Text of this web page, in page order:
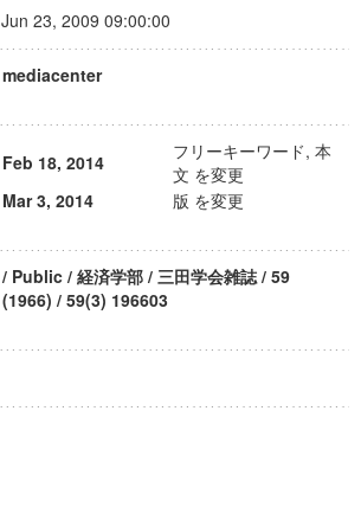
Jun 23, 2009 09:00:00
mediacenter
Feb 18, 2014
フリーキーワード, 本
文 を変更
Mar 3, 2014
版 を変更
/ Public / 経済学部 / 三田学会雑誌 / 59
(1966) / 59(3) 196603